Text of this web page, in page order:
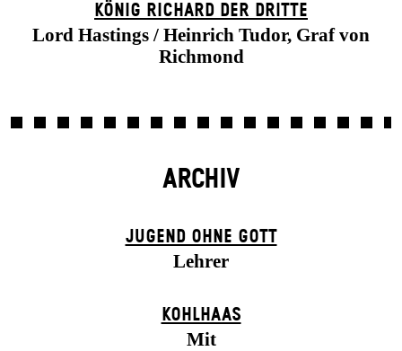
KÖNIG RICHARD DER DRITTE
Lord Hastings / Heinrich Tudor, Graf von
Richmond
ARCHIV
JUGEND OHNE GOTT
Lehrer
KOHLHAAS
Mit